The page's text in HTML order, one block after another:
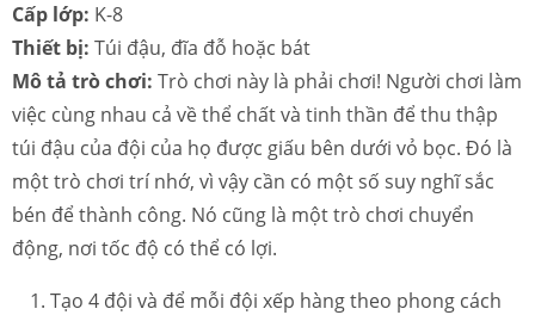
Cấp lớp: K-8
Thiết bị: Túi đậu, đĩa đỗ hoặc bát
Mô tả trò chơi: Trò chơi này là phải chơi! Người chơi làm
việc cùng nhau cả về thể chất và tinh thần để thu thập
túi đậu của đội của họ được giấu bên dưới vỏ bọc. Đó là
một trò chơi trí nhớ, vì vậy cần có một số suy nghĩ sắc
bén để thành công. Nó cũng là một trò chơi chuyển
động, nơi tốc độ có thể có lợi.
Tạo 4 đội và để mỗi đội xếp hàng theo phong cách